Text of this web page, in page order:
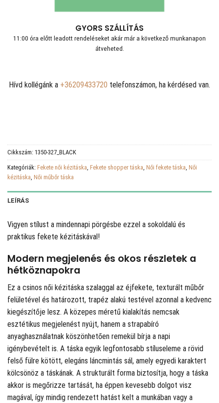
GYORS SZÁLLÍTÁS
11:00 óra előtt leadott rendeléseket akár már a következő munkanapon
átveheted.
Hívd kollégánk a +36209433720 telefonszámon, ha kérdésed van.
Cikkszám: 1350-327_BLACK
Kategóriák: Fekete női kézitáska, Fekete shopper táska, Női fekete táska, Női
kézitáska, Női műbőr táska
LEÍRÁS
Vigyen stílust a mindennapi pörgésbe ezzel a sokoldalú és
praktikus fekete kézitáskával!
Modern megjelenés és okos részletek a
hétköznapokra
Ez a csinos női kézitáska szalaggal az éjfekete, texturált műbőr
felületével és határozott, trapéz alakú testével azonnal a kedvenc
kiegészítője lesz. A közepes méretű kialakítás nemcsak
esztétikus megjelenést nyújt, hanem a strapabíró
anyaghasználatnak köszönhetően remekül bírja a napi
igénybevételt is. A táska egyik legfontosabb stíluseleme a rövid
felső fülre kötött, elegáns láncmintás sál, amely egyedi karaktert
kölcsönöz a táskának. A strukturált forma biztosítja, hogy a táska
akkor is megőrizze tartását, ha éppen kevesebb dolgot visz
magával, így mindig rendezett hatást kelt a munkában vagy a